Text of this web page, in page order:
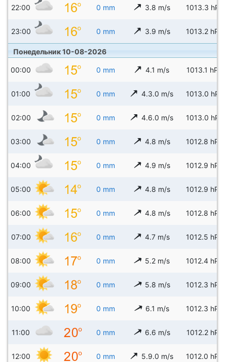
22:00 0 mm 3.8 m/s 1013.3 hPa
23:00 0 mm 3.9 m/s 1013.2 hPa
Понедельник 10-08-2026
00:00 0 mm 4.1 m/s 1013.1 hPa
01:00 0 mm 4.3.0 m/s 1013.0 hPa
02:00 0 mm 4.6.0 m/s 1013.0 hPa
03:00 0 mm 4.8 m/s 1012.8 hPa
04:00 0 mm 4.9 m/s 1012.9 hPa
05:00 0 mm 4.8 m/s 1012.9 hPa
06:00 0 mm 4.8 m/s 1012.8 hPa
07:00 0 mm 4.7 m/s 1012.5 hPa
08:00 0 mm 5.2 m/s 1012.4 hPa
09:00 0 mm 5.8 m/s 1012.3 hPa
10:00 0 mm 6.1 m/s 1012.3 hPa
11:00 0 mm 6.6 m/s 1012.2 hPa
12:00 0 mm 5.9.0 m/s 1012.0 hPa